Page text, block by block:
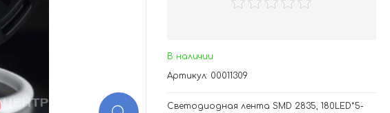
В наличии
Артикул: 00011309
Светодиодная лента SMD 2835, 180LED*5-